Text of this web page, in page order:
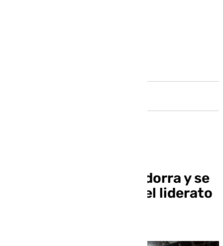
El Unicaja gana al Andorra y se
marcha al parón con el liderato